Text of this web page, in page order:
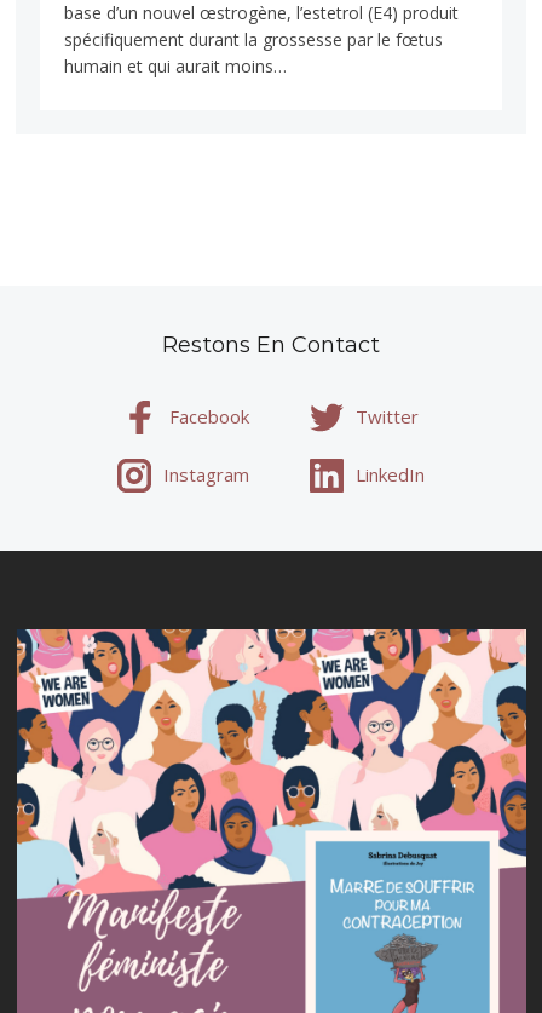
base d’un nouvel œstrogène, l’estetrol (E4) produit
spécifiquement durant la grossesse par le fœtus
humain et qui aurait moins…
Restons En Contact
Facebook Twitter
Instagram LinkedIn